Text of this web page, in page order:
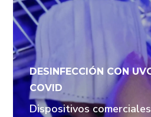
DESINFECCIÓN CON
COVID
Dispositivos comerciales